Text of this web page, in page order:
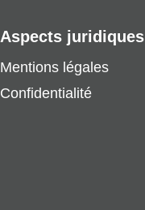
Aspects juridiques
Mentions légales
Confidentialité